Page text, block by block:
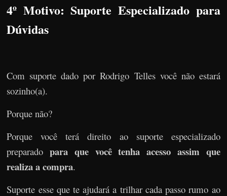
4º Motivo: Suporte Especializado para
Dúvidas
Com suporte dado por Rodrigo Telles você não estará
sozinho(a).
Porque não?
Porque você terá direito ao suporte especializado
preparadopara que você tenha acesso assim que
realiza a compra.
Suporte esse que te ajudará a trilhar cada passo rumo ao